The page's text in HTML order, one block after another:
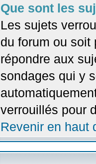
Que sont les
Les sujets
du forum ou soit
répondre aux
sondages qui y
verrouillés pour
Revenir en haut